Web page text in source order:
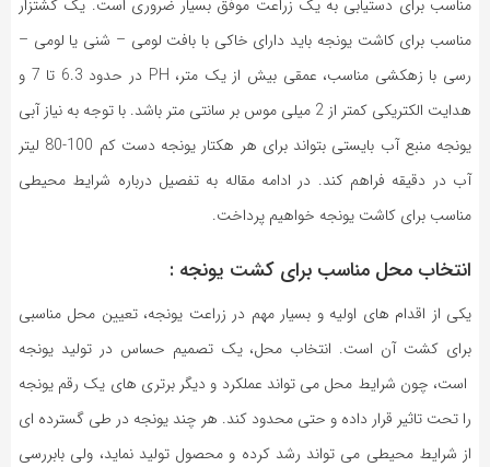
مناسب برای دستیابی به یک زراعت موفق بسیار ضروری است. یک کشتزار
مناسب برای کاشت یونجه باید دارای خاکی با بافت لومی – شنی یا لومی –
رسی با زهکشی مناسب، عمقی بیش از یک متر، PH در حدود 6.3 تا 7 و
هدایت الکتریکی کمتر از 2 میلی موس بر سانتی متر باشد. با توجه به نیاز آبی
یونجه منبع آب بایستی بتواند برای هر هکتار یونجه دست کم 100-80 لیتر
آب در دقیقه فراهم کند. در ادامه مقاله به تفصیل درباره شرایط محیطی
مناسب برای کاشت یونجه خواهیم پرداخت.
انتخاب محل مناسب برای کشت یونجه :
یکی از اقدام های اولیه و بسیار مهم در زراعت یونجه، تعیین محل مناسبی
برای کشت آن است. انتخاب محل، یک تصمیم حساس در تولید یونجه
است، چون شرایط محل می تواند عملکرد و دیگر برتری های یک رقم یونجه
را تحت تاثیر قرار داده و حتی محدود کند. هر چند یونجه در طی گسترده ای
از شرایط محیطی می تواند رشد کرده و محصول تولید نماید، ولی بابررسی